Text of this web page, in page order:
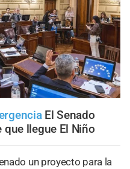
El Senado
que llegue El Niño
un proyecto para la